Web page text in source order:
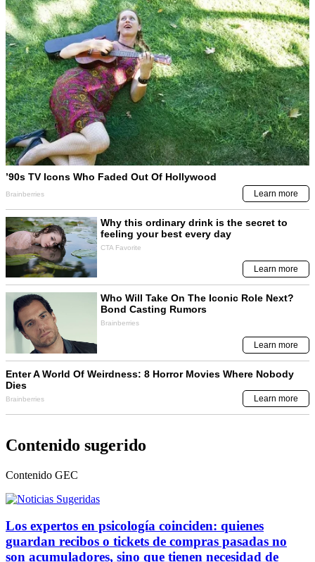
Contenido sugerido
Contenido GEC
Los expertos en psicología coinciden: quienes
guardan recibos o tickets de compras pasadas no
son acumuladores, sino que tienen necesidad de